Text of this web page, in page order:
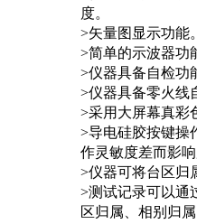
度。
>矢量图显示功能
>简单的示波器功
>仪器具备自检功
>仪器具备零火线
>采用大屏幕真彩
>导电硅胶按键操
作灵敏度差而影
>仪器可将台区归
>测试记录可以通
区归属、相别归